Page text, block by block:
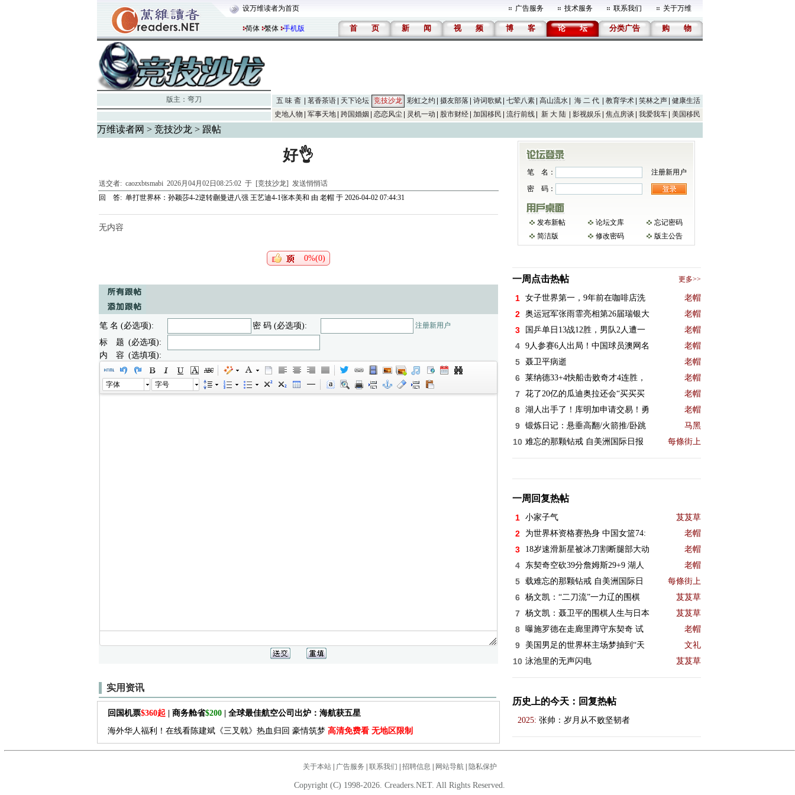
设万维读者为首页 广告服务 技术服务 联系我们 关于万维
简体 繁体 手机版 首 页 新 闻 视 频 博 客 论 坛 分类广告 购 物
版主： 弯刀 五 味 斋 茗香茶语 天下论坛 竞技沙龙 彩虹之约 摄友部落 诗词歌赋 七荤八素 高山流水 海 二 代 教育学术 笑林之声
健康生活
史地人物
军事天地 跨国婚姻 恋恋风尘 灵机一动 股市财经 加国移民 流行前线 新 大 陆 影视娱乐 焦点房谈 我爱我车 美国移民
万维读者网 > 竞技沙龙 > 跟帖
好👌
送交者: caozxbtsmabi2026月04月02日08:25:02 于 [竞技沙龙] 发送悄悄话
回 答: 单打世界杯：孙颖莎4-2逆转蒯曼进八强 王艺迪4-1张本美和 由 老帽于 2026-04-02 07:44:31
无内容
0%(0)
笔 名 (必选项): 密 码 (必选项): 注册新用户
标 题 (必选项):
内 容 (选填项):
字体 字号
实用资讯
回国机票$360起 | 商务舱省$200| 全球最佳航空公司出炉：海航获五星
海外华人福利！在线看陈建斌《三叉戟》热血归回 豪情筑梦 高清免费看 无地区限制
笔 名：
注册新用户
密 码：
发布新帖 论坛文库
忘记密码
简洁版
修改密码 版主公告
一周点击热帖 更多>>
1 女子世界第一，9年前在咖啡店洗 老帽
2 奥运冠军张雨霏亮相第26届瑞银大 老帽
3 国乒单日13战12胜，男队2人遭一 老帽
4 9人参赛6人出局！中国球员澳网名 老帽
5 聂卫平病逝 老帽
6 莱纳德33+4快船击败奇才4连胜， 老帽
7 花了20亿的瓜迪奥拉还会“买买买 老帽
8 湖人出手了！库明加申请交易！勇 老帽
9 锻炼日记：悬垂高翻/火箭推/卧跳 马黑
10 难忘的那颗钻戒 自美洲国际日报 每條街上
一周回复热帖
1 小家子气 芨芨草
2 为世界杯资格赛热身 中国女篮74: 老帽
3 18岁速滑新星被冰刀割断腿部大动 老帽
4 东契奇空砍39分詹姆斯29+9 湖人 老帽
5 载难忘的那颗钻戒 自美洲国际日 每條街上
6 杨文凯：“二刀流”一力辽的围棋 芨芨草
7 杨文凯：聂卫平的围棋人生与日本 芨芨草
8 曝施罗德在走廊里蹲守东契奇 试 老帽
9 美国男足的世界杯主场梦抽到“天 文礼
10 泳池里的无声闪电 芨芨草
历史上的今天：回复热帖
2025: 张帅：岁月从不败坚韧者
关于本站| 广告服务 联系我们 招聘信息 网站导航| 隐私保护
Copyright (C) 1998-2026. Creaders.NET. All Rights Reserved.